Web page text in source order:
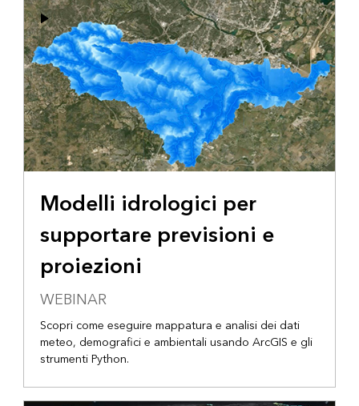
Modelli idrologici per
supportare previsioni e
proiezioni
WEBINAR
Scopri come eseguire mappatura e analisi dei dati
meteo, demografici e ambientali usando ArcGIS e gli
strumenti Python.